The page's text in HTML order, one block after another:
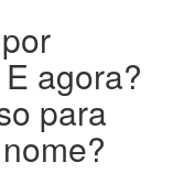
agora?
para